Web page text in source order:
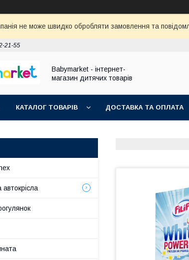
не може швидко обробляти замовлення та
21-55
Babymarket - інтернет-
магазин дитячих товарів
КАТАЛОГ ТОВАРІВ ДОСТАВКА ТА ОПЛАТА